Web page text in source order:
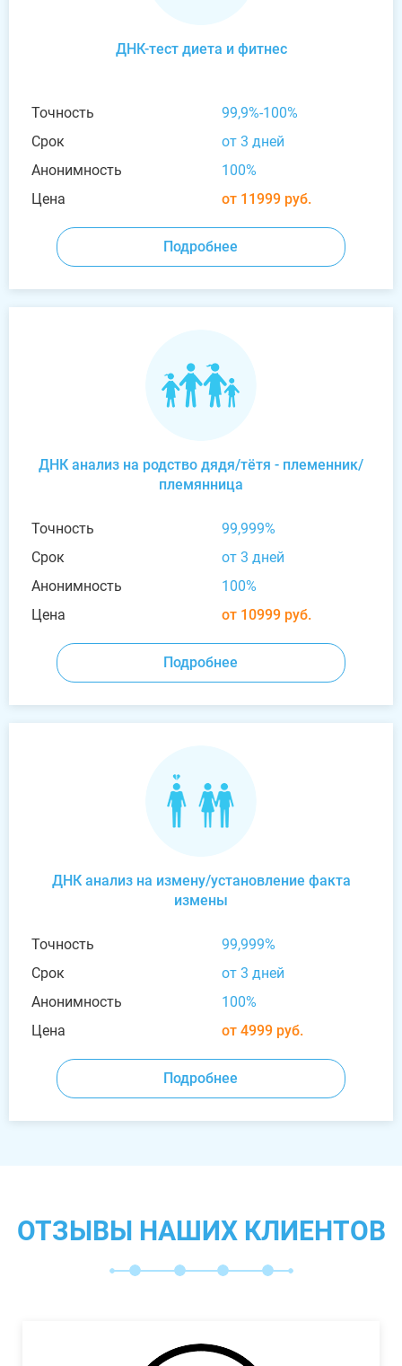
ДНК-тест диета и фитнес
Точность
99,9%-100%
Срок
от 3 дней
Анонимность
100%
Цена
от 11999 руб.
Подробнее
ДНК анализ на родство дядя/тётя - племенник/
племянница
Точность
99,999%
Срок
от 3 дней
Анонимность
100%
Цена
от 10999 руб.
Подробнее
ДНК анализ на измену/установление факта
измены
Точность
99,999%
Срок
от 3 дней
Анонимность
100%
Цена
от 4999 руб.
Подробнее
ОТЗЫВЫ НАШИХ КЛИЕНТОВ